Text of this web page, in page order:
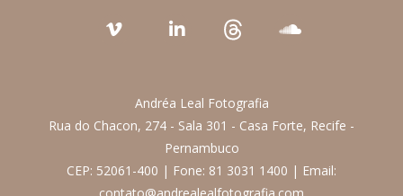
Andréa Leal Fotografia
Rua do Chacon, 274 - Sala 301 - Casa Forte, Recife -
Pernambuco
CEP: 52061-400 | Fone: 81 3031 1400 | Email: